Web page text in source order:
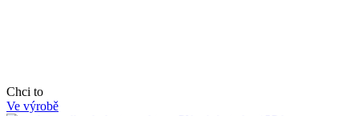
Chci to
Ve výrobě